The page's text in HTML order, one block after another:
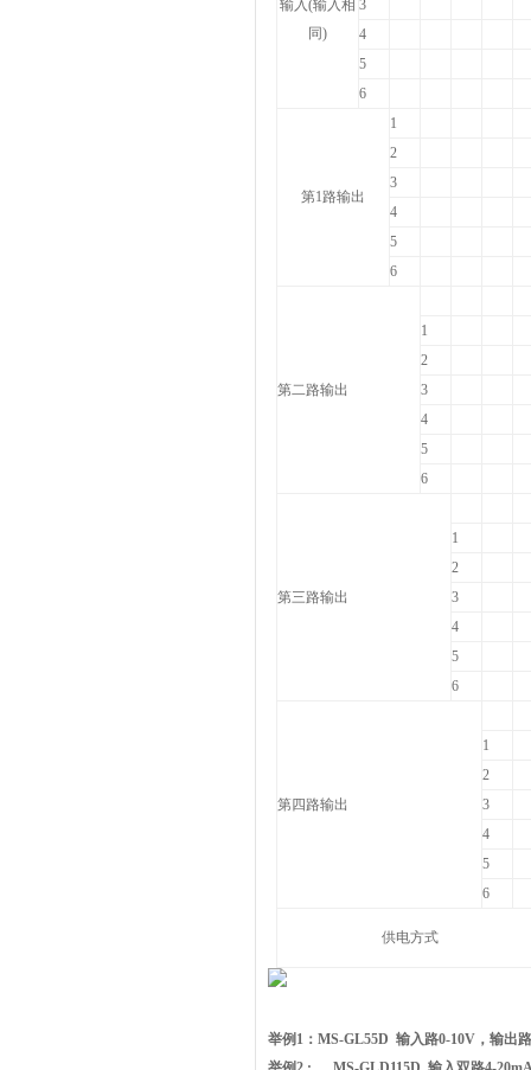
输入(输入相
同)
3
4
5
6
第1路输出
1
2
3
4
5
6
第二路输出
1
2
3
4
5
6
第三路输出
1
2
3
4
5
6
第四路输出
1
2
3
4
5
6
供电方式
举例1： MS-GL55D 输入路0-10V ，输出